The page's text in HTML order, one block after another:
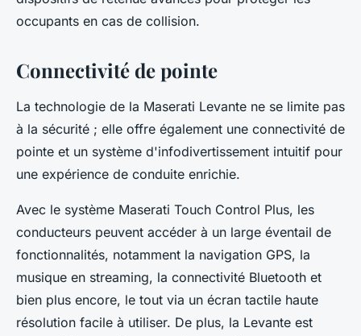
occupants en cas de collision.
Connectivité de pointe
La technologie de la Maserati Levante ne se limite pas
à la sécurité ; elle offre également une connectivité de
pointe et un système d'infodivertissement intuitif pour
une expérience de conduite enrichie.
Avec le système Maserati Touch Control Plus, les
conducteurs peuvent accéder à un large éventail de
fonctionnalités, notamment la navigation GPS, la
musique en streaming, la connectivité Bluetooth et
bien plus encore, le tout via un écran tactile haute
résolution facile à utiliser. De plus, la Levante est